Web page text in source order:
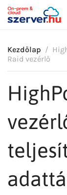
Kezdőlap
Raid vezérlő